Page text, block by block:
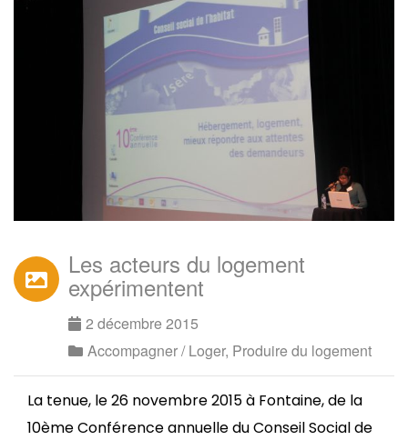
Les acteurs du logement
expérimentent
2 décembre 2015
Accompagner / Loger, Produire du logement
La tenue, le 26 novembre 2015 à Fontaine, de la
10ème Conférence annuelle du Conseil Social de